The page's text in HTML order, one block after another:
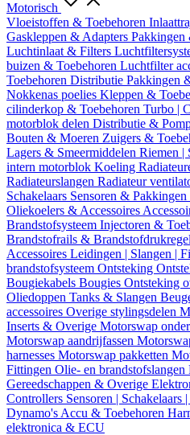
Motorisch
Vloeistoffen & Toebehoren
Gaskleppen & Adapters Pakkingen
Luchtinlaat & Filters
buizen & Toebehoren Luchtfilter
Toebehoren Distributie Pakkingen
Nokkenas poelies Kleppen &
cilinderkop & Toebehoren Turbo |
motorblok delen Distributie &
Bouten & Moeren Zuigers &
Lagers & Smeermiddelen Riemen |
intern motorblok Koeling
Radiateurslangen Radiateur
Schakelaars Sensoren & Pakkingen
Oliekoelers & Accessoires
Brandstofsysteem Injectoren &
Brandstofrails &
Accessoires Leidingen | Slangen |
brandstofsysteem Ontsteking
Bougiekabels Bougies Ontsteking
Oliedoppen Tanks & Slangen
accessoires Overige stylingsdelen
Inserts & Overige Motorswap
Motorswap aandrijfassen
harnesses Motorswap pakketten
Fittingen Olie- en brandstofslangen
Gereedschappen & Overige
Controllers Sensoren | Schakelaars
Dynamo's Accu & Toebehoren
elektronica & ECU